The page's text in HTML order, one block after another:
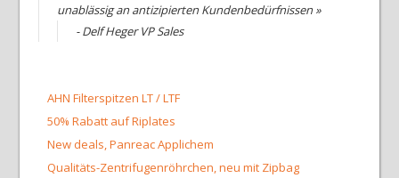
unablässig an antizipierten Kundenbedürfnissen »
- Delf Heger VP Sales
AHN Filterspitzen LT / LTF
50% Rabatt auf Riplates
New deals, Panreac Applichem
Qualitäts-Zentrifugenröhrchen, neu mit Zipbag